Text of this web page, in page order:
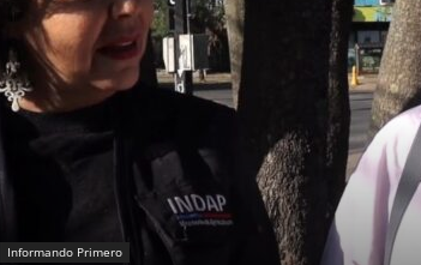
Informando Primero